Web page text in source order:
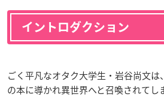
イントロダクション
ごく平凡なオタク大学生・岩谷尚文
の本に導かれ異世界へと召喚されてし